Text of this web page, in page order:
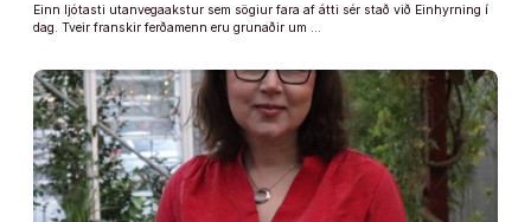
Einn ljótasti utanvegaakstur sem sögiur fara af átti sér stað við Einhyrning í
dag. Tveir franskir ferðamenn eru grunaðir um …